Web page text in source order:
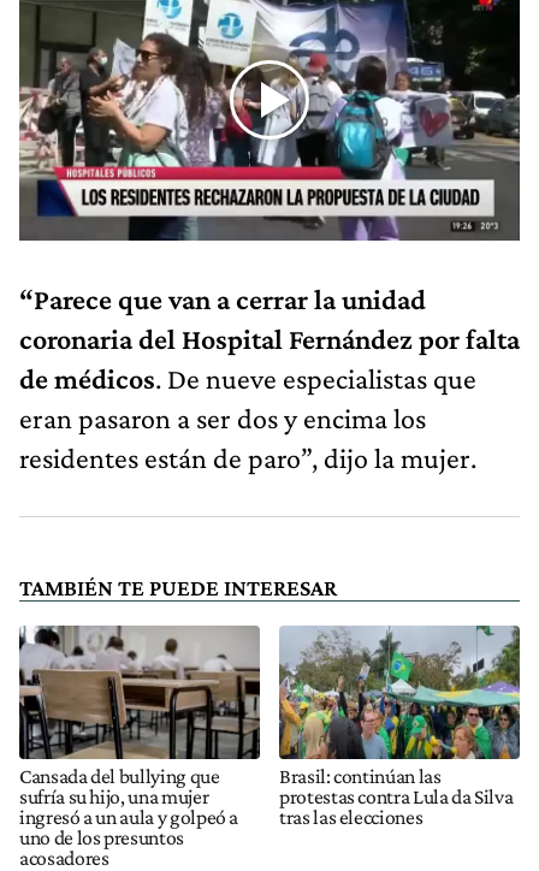
“Parece que van a cerrar la unidad
coronaria del Hospital Fernández por falta
de médicos. De nueve especialistas que
eran pasaron a ser dos y encima los
residentes están de paro”, dijo la mujer.
TAMBIÉN TE PUEDE INTERESAR
Cansada del bullying que
sufría su hijo, una mujer
ingresó a un aula y golpeó a
uno de los presuntos
acosadores
Brasil: continúan las
protestas contra Lula da Silva
tras las elecciones